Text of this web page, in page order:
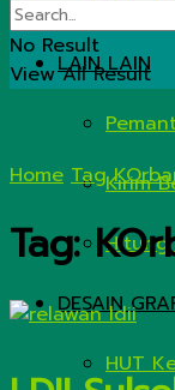
LAIN LAIN
Kirim
Hitung
DESAIN
HUT
No Result
View All Result
Home Tag
Tag: